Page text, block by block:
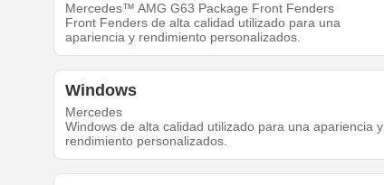
Mercedes™ AMG G63 Package Front Fenders
Front Fenders de alta calidad utilizado para una
apariencia y rendimiento personalizados.
Windows
Mercedes
Windows de alta calidad utilizado para una apariencia y
rendimiento personalizados.